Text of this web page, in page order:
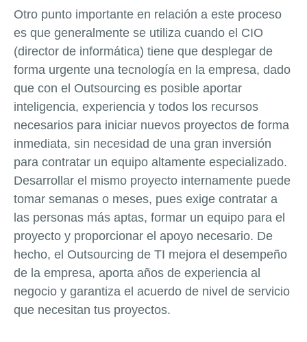
Otro punto importante en relación a este proceso
es que generalmente se utiliza cuando el CIO
(director de informática) tiene que desplegar de
forma urgente una tecnología en la empresa, dado
que con el Outsourcing es posible aportar
inteligencia, experiencia y todos los recursos
necesarios para iniciar nuevos proyectos de forma
inmediata, sin necesidad de una gran inversión
para contratar un equipo altamente especializado.
Desarrollar el mismo proyecto internamente puede
tomar semanas o meses, pues exige contratar a
las personas más aptas, formar un equipo para el
proyecto y proporcionar el apoyo necesario. De
hecho, el Outsourcing de TI mejora el desempeño
de la empresa, aporta años de experiencia al
negocio y garantiza el acuerdo de nivel de servicio
que necesitan tus proyectos.